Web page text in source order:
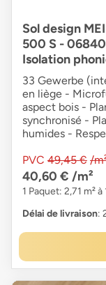
Sol design
500 S - 06840
Isolation
33 Gewerbe
en liège -
aspect bois -
synchronisé -
humides -
PVC 49,45 € /
40,60 € /m²
1 Paquet: 2,71 m²
Délai de livraison: